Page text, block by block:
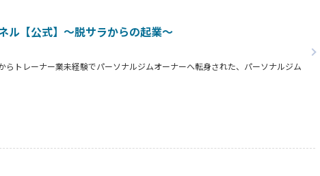
ル【公式】～脱サラからの起業～
らトレーナー業未経験でパーソナルジムオーナーへ転身された、パーソナルジム
タビュー。
方、必見です！